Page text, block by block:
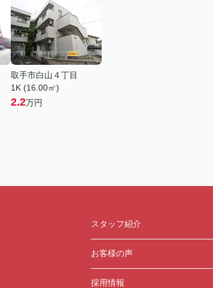
取手市白山４丁目
1K (16.00㎡)
2.2万円
スタッフ紹介
お客様の声
採用情報